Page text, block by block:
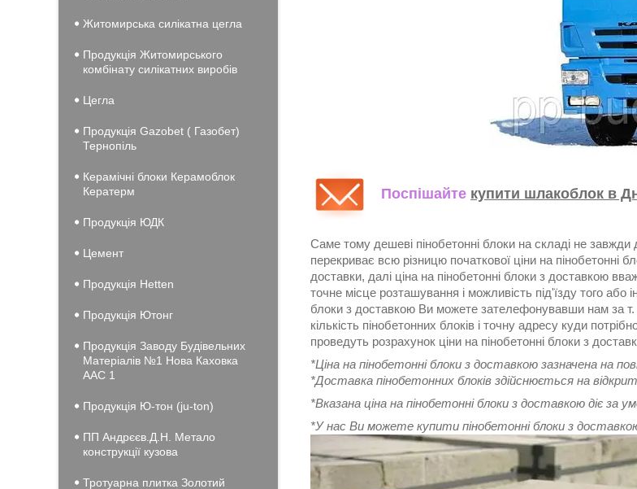
Поспішайте купити шлакоблок в
Саме тому дешеві пінобетонні блоки на складі не завжди
перекриває всю різницю початкової ціни на пінобетонні
доставки, далі ціна на пінобетонні блоки з доставкою
точне місце розташування і можливість під'їзду того
блоки з доставкою Ви можете зателефонувавши нам за
кількість пінобетонних блоків і точну адресу куди
проведуть розрахунок ціни на пінобетонні блоки з
*Ціна на пінобетонні блоки з доставкою зазначена на
*Доставка пінобетонних блоків здійснюється на
*Вказана ціна на пінобетонні блоки з доставкою діє за
*У нас Ви можете купити пінобетонні блоки з
Житомирська силікатна цегла
Продукція Житомирського
комбінату силікатних виробів
Цегла
Продукція Gazobet ( Газобет)
Тернопіль
Керамічні блоки Керамоблок
Кератерм
Продукція ЮДК
Цемент
Продукція Hеtten
Продукція Ютонг
Продукція Заводу Будівельних
Матеріалів №1 Нова Каховка
ААС 1
Продукція Ю-тон (ju-ton)
ПП Андрєєв.Д.Н. Метало
конструкції кузова
Тротуарна плитка Золотий